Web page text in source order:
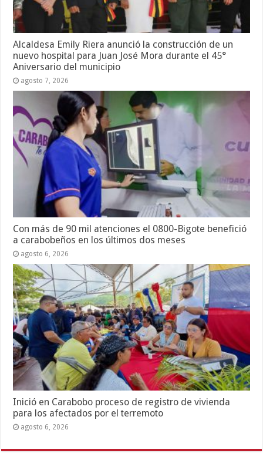
Alcaldesa Emily Riera anunció la construcción de un
nuevo hospital para Juan José Mora durante el 45°
Aniversario del municipio
agosto 7, 2026
Con más de 90 mil atenciones el 0800-Bigote benefició
a carabobeños en los últimos dos meses
agosto 6, 2026
Inició en Carabobo proceso de registro de vivienda
para los afectados por el terremoto
agosto 6, 2026